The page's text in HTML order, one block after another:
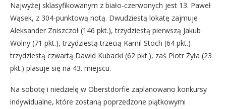
Najwyżej sklasyfikowanym z biało-czerwonych jest 13. Paweł
Wąsek, z 304-punktową notą. Dwudziestą lokatę zajmuje
Aleksander Zniszczoł (146 pkt.), trzydziestą pierwszą Jakub
Wolny (71 pkt.), trzydziestą trzecią Kamil Stoch (64 pkt.)
trzydziestą czwartą Dawid Kubacki (62 pkt.), zaś Piotr Żyła (23
pkt.) plasuje się na 43. miejscu.
Na sobotę i niedzielę w Oberstdorfie zaplanowano konkursy
indywidualne, które zostaną poprzedzone piątkowymi